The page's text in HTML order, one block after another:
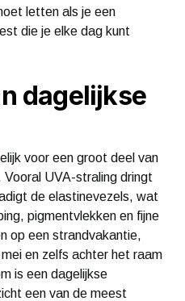
letten als je een
die je elke dag kunt
dagelijkse
voor een groot deel van
UVA-straling dringt
de elastinevezels, wat
pigmentvlekken en fijne
op een strandvakantie,
en zelfs achter het raam
is een dagelijkse
een van de meest